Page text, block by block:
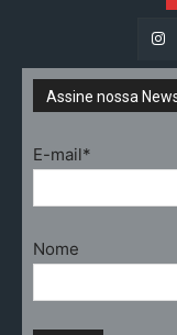
Assine nossa
E-mail*
Nome